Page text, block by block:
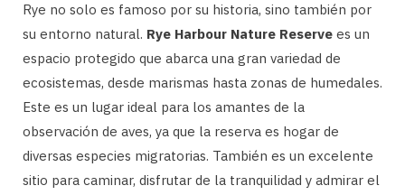
Rye no solo es famoso por su historia, sino también por
su entorno natural. Rye Harbour Nature Reserve es un
espacio protegido que abarca una gran variedad de
ecosistemas, desde marismas hasta zonas de humedales.
Este es un lugar ideal para los amantes de la
observación de aves, ya que la reserva es hogar de
diversas especies migratorias. También es un excelente
sitio para caminar, disfrutar de la tranquilidad y admirar el